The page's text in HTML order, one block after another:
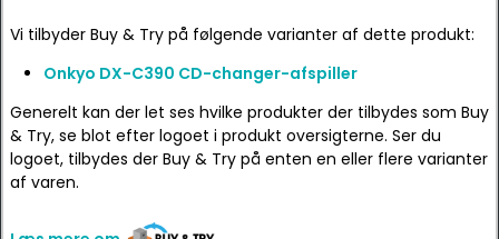
Vi tilbyder Buy & Try på følgende varianter af dette produkt:
Onkyo DX-C390 CD-changer-afspiller
Generelt kan der let ses hvilke produkter der tilbydes som Buy
& Try, se blot efter logoet i produkt oversigterne. Ser du
logoet, tilbydes der Buy & Try på enten en eller flere varianter
af varen.